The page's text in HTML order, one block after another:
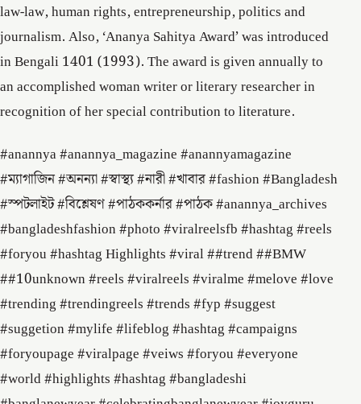
law-law, human rights, entrepreneurship, politics and
journalism. Also, ‘Ananya Sahitya Award’ was introduced
in Bengali 1401 (1993). The award is given annually to
an accomplished woman writer or literary researcher in
recognition of her special contribution to literature.
#anannya #anannya_magazine #anannyamagazine
#ম্যাগাজিন #অনন্যা #স্বাস্থ্য #নারী #খাবার #fashion #Bangladesh
#স্পটলাইট #বিশ্লেষণ #পাঠককর্নার #পাঠক #anannya_archives
#bangladeshfashion #photo #viralreelsfb #hashtag #reels
#foryou #hashtag Highlights #viral ##trend ##BMW
##10unknown #reels #viralreels #viralme #melove #love
#trending #trendingreels #trends #fyp #suggest
#suggetion #mylife #lifeblog #hashtag #campaigns
#foryoupage #viralpage #veiws #foryou #everyone
#world #highlights #hashtag #bangladeshi